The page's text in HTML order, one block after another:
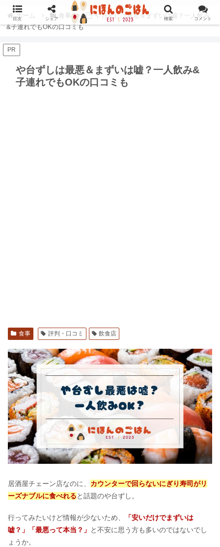
ホーム 食事
や台ずしは最悪＆まずいは嘘？一人飲み
&子連れでもOKの口コミも
PR
や台ずしは最悪＆まずいは嘘？一人飲み&
子連れでもOKの口コミも
食事 評判・口コミ 飲食店
居酒屋チェーン店なのに、 カウンターで回らないにぎり寿司がリ
ーズナブルに食べれると話題のや台ずし。
行ってみたいけど情報が少ないため、
「安いだけでまずいは
嘘？」「最悪って本当？」 と不安に思う方も多いのではないでし
ょうか。
目次 シェア 検索 コメント